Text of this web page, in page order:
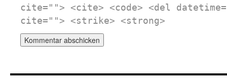
cite=""> <cite> <code> <del
cite=""> <strike> <strong>